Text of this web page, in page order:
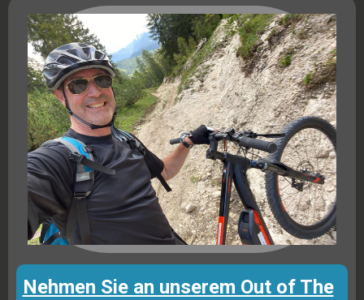
Nehmen Sie an unserem Out of The